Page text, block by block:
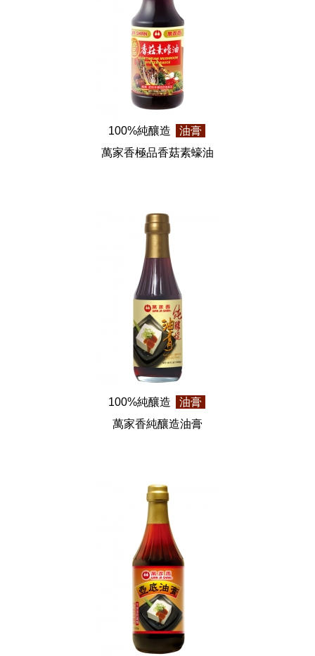
100%純釀造
油膏
萬家香極品香菇素蠔油
100%純釀造
油膏
萬家香純釀造油膏